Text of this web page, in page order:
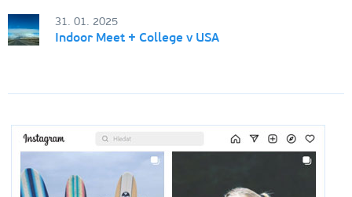
31. 01. 2025
Indoor Meet + College v USA